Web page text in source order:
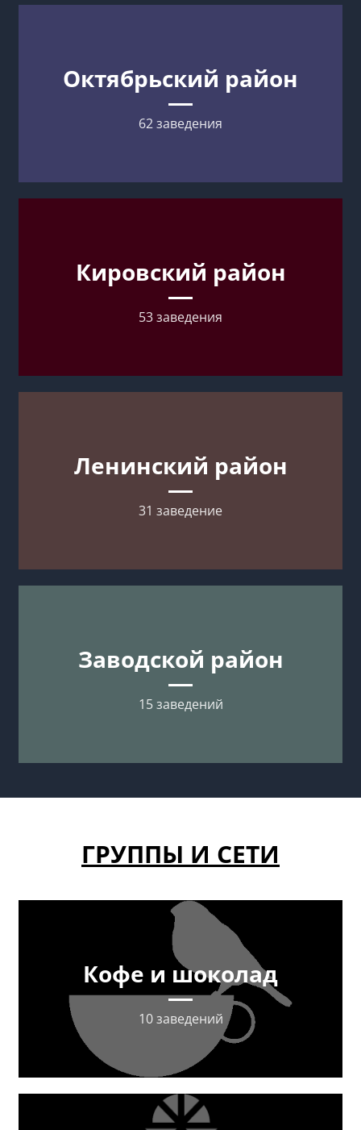
Октябрьский район
62 заведения
Кировский район
53 заведения
Ленинский район
31 заведение
Заводской район
15 заведений
ГРУППЫ И СЕТИ
Кофе и шоколад
10 заведений